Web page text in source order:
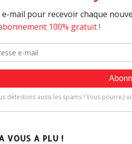
VOUS A PLU !